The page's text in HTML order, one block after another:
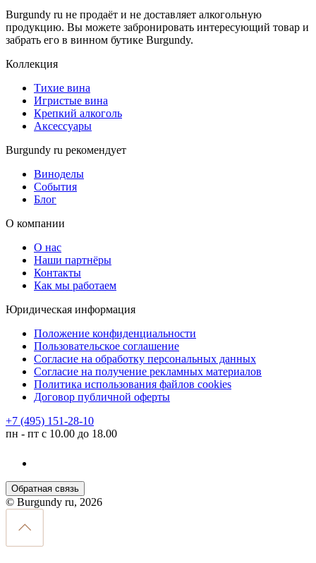
Burgundy ru не продаёт и не доставляет алкогольную
продукцию. Вы можете забронировать интересующий товар и
забрать его в винном бутике Burgundy.
Коллекция
Тихие вина
Игристые вина
Крепкий алкоголь
Аксессуары
Burgundy ru рекомендует
Виноделы
События
Блог
О компании
О нас
Наши партнёры
Контакты
Как мы работаем
Юридическая информация
Положение конфиденциальности
Пользовательское соглашение
Согласие на обработку персональных данных
Согласие на получение рекламных материалов
Политика использования файлов cookies
Договор публичной оферты
+7 (495) 151-28-10
пн - пт с 10.00 до 18.00
Обратная связь
© Burgundy ru, 2026